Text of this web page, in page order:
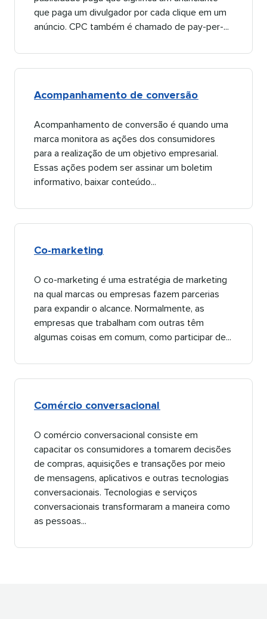
que paga um divulgador por cada clique em um
anúncio. CPC também é chamado de pay-per-...​​
Acompanhamento de conversão​​
Acompanhamento de conversão é quando uma
marca monitora as ações dos consumidores
para a realização de um objetivo empresarial.
Essas ações podem ser assinar um boletim
informativo, baixar conteúdo...​​
Co-marketing​​
O co-marketing é uma estratégia de marketing
na qual marcas ou empresas fazem parcerias
para expandir o alcance. Normalmente, as
empresas que trabalham com outras têm
algumas coisas em comum, como participar de...​​
Comércio conversacional​​
O comércio conversacional consiste em
capacitar os consumidores a tomarem decisões
de compras, aquisições e transações por meio
de mensagens, aplicativos e outras tecnologias
conversacionais. Tecnologias e serviços
conversacionais transformaram a maneira como
as pessoas...​​